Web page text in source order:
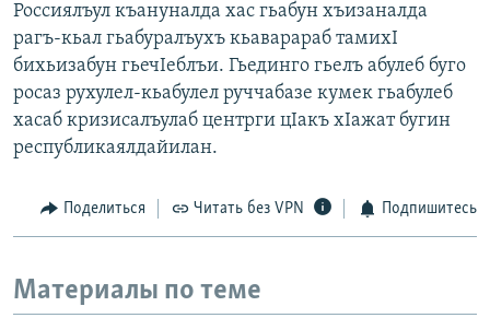
Россиялъул къануналда хас гьабун хъизаналда
рагъ-кьал гьабуралъухъ кьаварараб тамихI
бихьизабун гьечIеблъи. Гьединго гьелъ абулеб буго
росаз рухулел-кьабулел руччабазе кумек гьабулеб
хасаб кризисалъулаб центрги цIакъ хIажат бугин
республикаялдайилан.
Поделиться Читать без VPN Подпишитесь
Материалы по теме